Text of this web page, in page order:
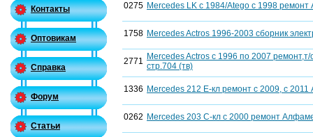
Контакты
Оптовикам
Справка
Форум
Статьи
0275 Mercedes LK с 1984/Atego с 1998 ремонт
1758 Mercedes Actros 1996-2003 сборник
2771 Mercedes Aсtros c 1996 по 2007 ремонт,т/
стр.704 (тв)
1336 Mercedes 212 Е-кл ремонт c 2009, с 2011
0262 Mercedes 203 C-кл с 2000 ремонт